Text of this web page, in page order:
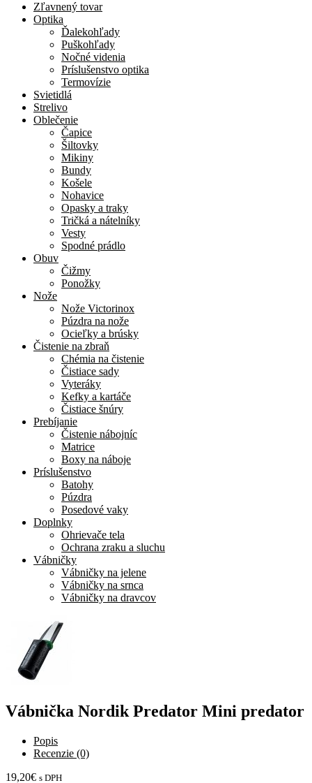
Zľavnený tovar
Optika
Ďalekohľady
Puškohľady
Nočné videnia
Príslušenstvo optika
Termovízie
Svietidlá
Strelivo
Oblečenie
Čapice
Šiltovky
Mikiny
Bundy
Košele
Nohavice
Opasky a traky
Tričká a nátelníky
Vesty
Spodné prádlo
Obuv
Čižmy
Ponožky
Nože
Nože Victorinox
Púzdra na nože
Ocieľky a brúsky
Čistenie na zbraň
Chémia na čistenie
Čistiace sady
Vyteráky
Kefky a kartáče
Čistiace šnúry
Prebíjanie
Čistenie nábojníc
Matrice
Boxy na náboje
Príslušenstvo
Batohy
Púzdra
Posedové vaky
Doplnky
Ohrievače tela
Ochrana zraku a sluchu
Vábničky
Vábničky na jelene
Vábničky na srnca
Vábničky na dravcov
Vábnička Nordik Predator Mini predator
Popis
Recenzie (0)
19,20€ s DPH